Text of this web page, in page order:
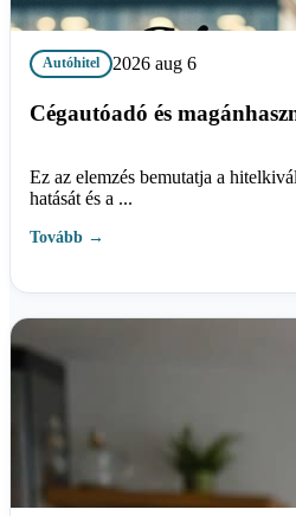
Autóhitel 2026 aug 6
Cégautóadó és
Ez az elemzés bemutatja a
hatását és a ...
Tovább →